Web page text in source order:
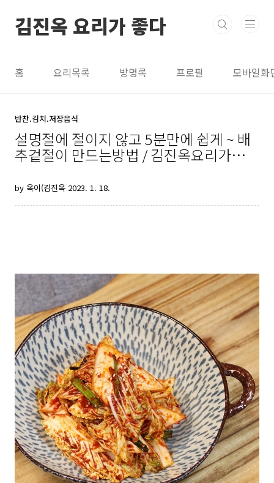
김진옥 요리가 좋다
홈 요리목록 방명록 프로필 모바일화
반찬.김치.저장음식
설명절에 절이지 않고 5분만에 쉽게 ~ 배
추겉절이 만드는방법 / 김진옥요리가좋다
by 옥이(김진옥 2023. 1. 18.